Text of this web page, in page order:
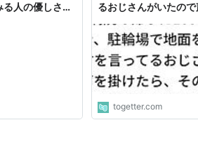
人の優しさに
るおじさんがいたの
した話
togetter.com